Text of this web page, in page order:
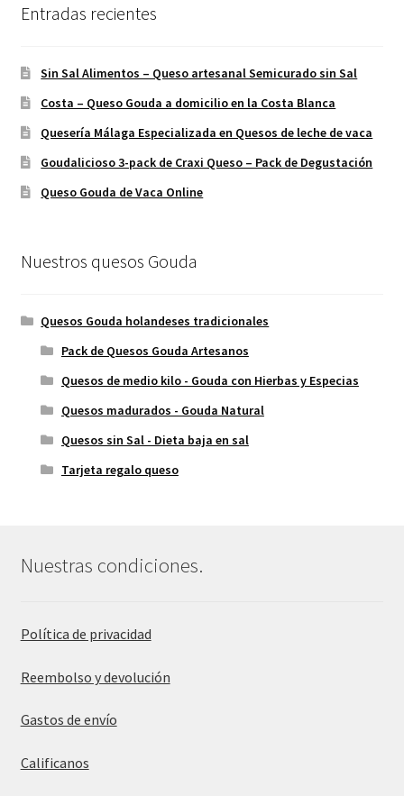
Entradas recientes
Sin Sal Alimentos – Queso artesanal Semicurado sin Sal
Costa – Queso Gouda a domicilio en la Costa Blanca
Quesería Málaga Especializada en Quesos de leche de vaca
Goudalicioso 3-pack de Craxi Queso – Pack de Degustación
Queso Gouda de Vaca Online
Nuestros quesos Gouda
Quesos Gouda holandeses tradicionales
Pack de Quesos Gouda Artesanos
Quesos de medio kilo - Gouda con Hierbas y Especias
Quesos madurados - Gouda Natural
Quesos sin Sal - Dieta baja en sal
Tarjeta regalo queso
Nuestras condiciones.
Política de privacidad
Reembolso y devolución
Gastos de envío
Calificanos